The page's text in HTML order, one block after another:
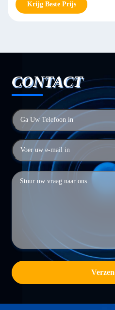
Krijg Beste Prijs
CONTACT